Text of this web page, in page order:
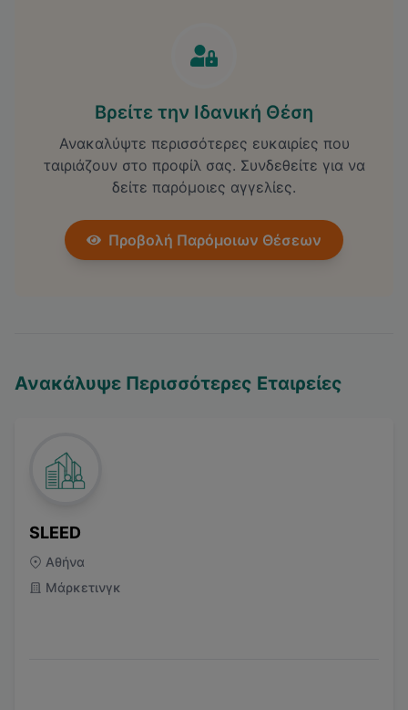
Βρείτε την Ιδανική Θέση
Ανακαλύψτε περισσότερες ευκαιρίες που
ταιριάζουν στο προφίλ σας. Συνδεθείτε για να
δείτε παρόμοιες αγγελίες.
Προβολή Παρόμοιων Θέσεων
Ανακάλυψε Περισσότερες Εταιρείες
SLEED
Αθήνα
Μάρκετινγκ